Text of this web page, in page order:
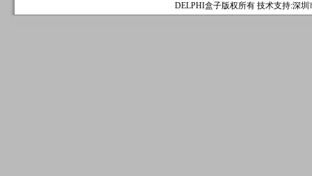
DELPHI盒子版权所有 技术支持:深